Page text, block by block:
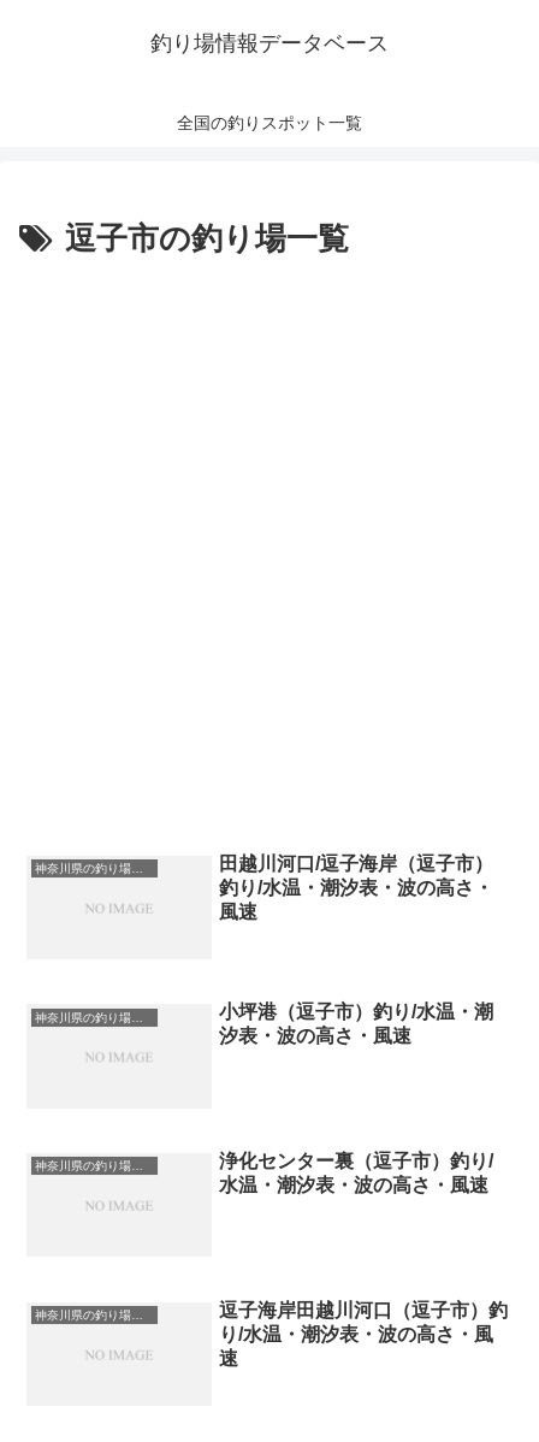
釣り場情報データベース
全国の釣りスポット一覧
逗子市の釣り場一覧
神奈川県の釣り場一覧
田越川河口/逗子海岸（逗子市）
釣り/水温・潮汐表・波の高さ・
風速
神奈川県の釣り場一覧
小坪港（逗子市）釣り/水温・潮
汐表・波の高さ・風速
神奈川県の釣り場一覧
浄化センター裏（逗子市）釣り/
水温・潮汐表・波の高さ・風速
神奈川県の釣り場一覧
逗子海岸田越川河口（逗子市）釣
り/水温・潮汐表・波の高さ・風
速